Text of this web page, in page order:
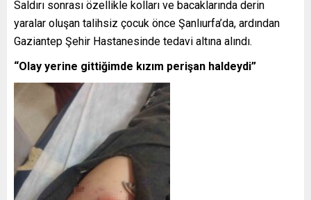
Saldırı sonrası özellikle kolları ve bacaklarında derin
yaralar oluşan talihsiz çocuk önce Şanlıurfa’da, ardından
Gaziantep Şehir Hastanesinde tedavi altına alındı.
“Olay yerine gittiğimde kızım perişan haldeydi”